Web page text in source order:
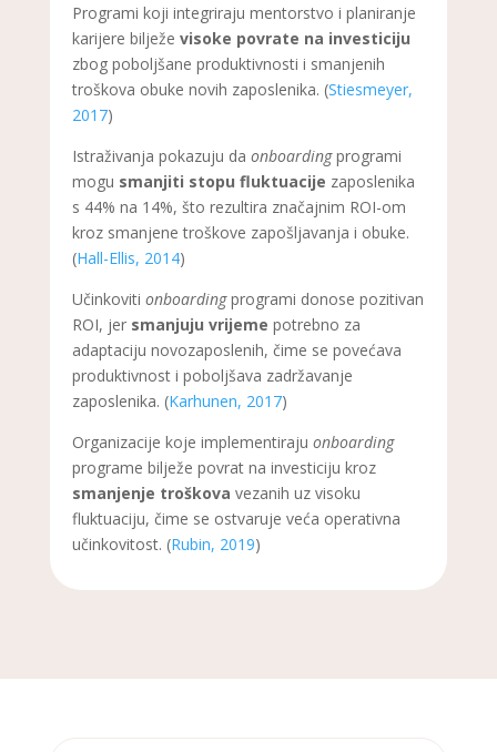
Programi koji integriraju mentorstvo i planiranje
karijere bilježe visoke povrate na investiciju
zbog poboljšane produktivnosti i smanjenih
troškova obuke novih zaposlenika. (Stiesmeyer,
2017)
Istraživanja pokazuju da onboardingprogrami
mogu smanjiti stopu fluktuacije zaposlenika
s 44% na 14%, što rezultira značajnim ROI-om
kroz smanjene troškove zapošljavanja i obuke.
(Hall-Ellis, 2014)
Učinkoviti onboardingprogrami donose pozitivan
ROI, jer smanjuju vrijeme potrebno za
adaptaciju novozaposlenih, čime se povećava
produktivnost i poboljšava zadržavanje
zaposlenika. (Karhunen, 2017)
Organizacije koje implementiraju onboarding
programe bilježe povrat na investiciju kroz
smanjenje troškova vezanih uz visoku
fluktuaciju, čime se ostvaruje veća operativna
učinkovitost. (Rubin, 2019)